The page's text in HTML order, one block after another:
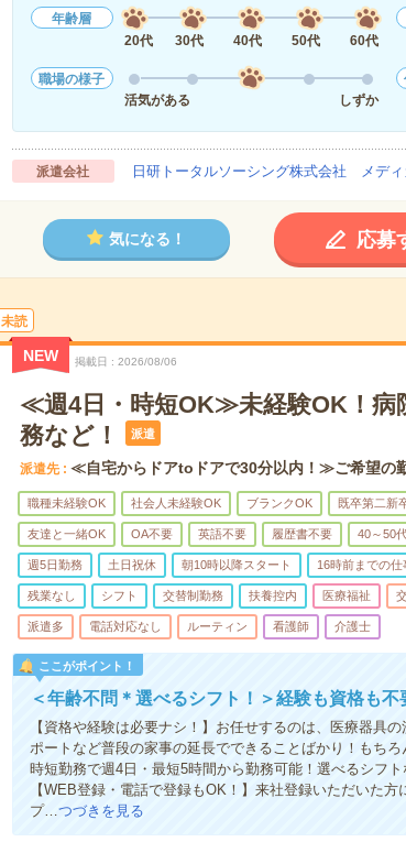
年齢層
20代
30代 40代 50代 60代
職場の様子
活気がある
しずか
派遣会社 日研トータルソーシング株式会社 メデ
気になる！ 応募
未読
NEW 掲載日 2026/08/06
≪週4日・時短OK≫未経験OK！病
務など！
派遣
派遣先 ≪自宅からドアtoドアで30分以内！≫ご希望の勤
職種未経験OK 社会人未経験OK ブランクOK 既卒第二新
友達と一緒OK OA不要 英語不要 履歴書不要 40～50
週5日勤務 土日祝休 朝10時以降スタート 16時前までの仕
残業なし シフト 交替制勤務 扶養控内 医療福祉
派遣多 電話対応なし ルーティン 看護師 介護士
ここがポイント！
＜年齢不問＊選べるシフト！＞経験も資格も不
【資格や経験は必要ナシ！】お任せするのは、医療器具
ポートなど普段の家事の延長でできることばかり！もち
時短勤務で週4日・最短5時間から勤務可能！選べるシフ
【WEB登録・電話で登録もOK！】来社登録いただいた
プ…つづきを見る